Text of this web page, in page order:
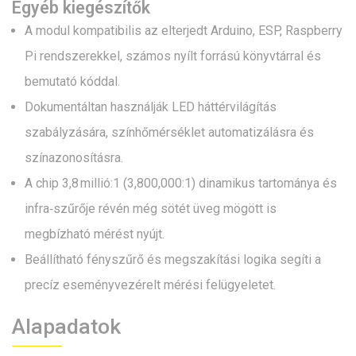
Egyéb kiegészítők
A modul kompatibilis az elterjedt Arduino, ESP, Raspberry
Pi rendszerekkel, számos nyílt forrású könyvtárral és
bemutató kóddal.
Dokumentáltan használják LED háttérvilágítás
szabályzására, színhőmérséklet automatizálásra és
színazonosításra.
A chip 3,8 millió:1 (3,800,000:1) dinamikus tartománya és
infra‑szűrője révén még sötét üveg mögött is
megbízható mérést nyújt.
Beállítható fényszűrő és megszakítási logika segíti a
precíz eseményvezérelt mérési felügyeletet.
Alapadatok